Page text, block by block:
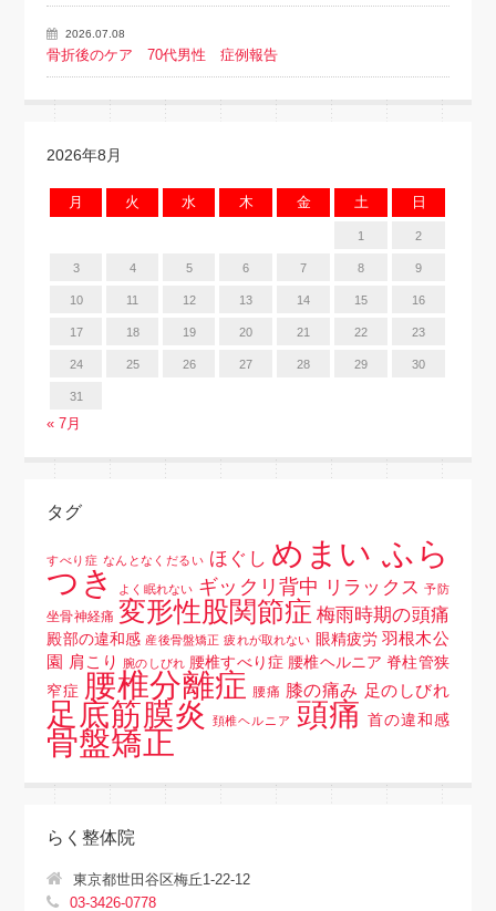
2026.07.08
骨折後のケア 70代男性 症例報告
2026年8月
月 火 水 木 金 土 日
1 2
3 4 5 6 7 8 9
10 11 12 13 14 15 16
17 18 19 20 21 22 23
24 25 26 27 28 29 30
31
« 7月
タグ
すべり症 なんとなくだるい ほぐし めまい ふら
つき
よく眠れない ギックリ背中 リラックス 予防
坐骨神経痛 変形性股関節症 梅雨時期の頭痛
殿部の違和感 産後骨盤矯正 疲れが取れない 眼精疲労 羽根木公
園 肩こり 腕のしびれ 腰椎すべり症 腰椎ヘルニア 脊柱管狭
窄症 腰椎分離症 腰痛 膝の痛み 足のしびれ
足底筋膜炎 頚椎ヘルニア 頭痛 首の違和感
骨盤矯正
らく整体院
東京都世田谷区梅丘1-22-12
03-3426-0778